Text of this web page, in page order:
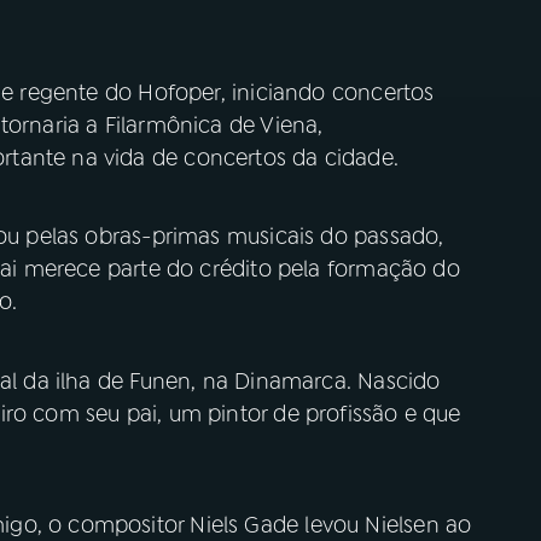
regente do Hofoper, iniciando concertos
a Filarmônica de Viena,
na vida de concertos da cidade.
pelas obras-primas musicais do passado,
merece parte do crédito pela formação do
da ilha de Funen, na Dinamarca. Nascido
com seu pai, um pintor de profissão e que
o compositor Niels Gade levou Nielsen ao